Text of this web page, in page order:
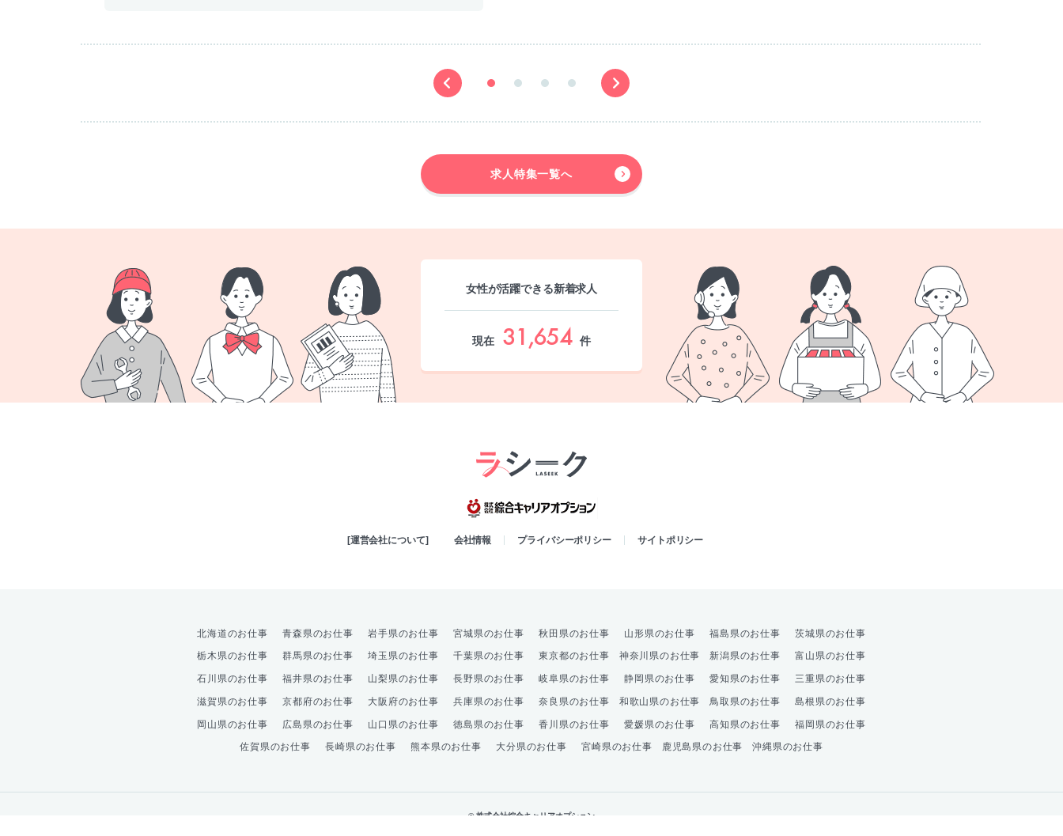
求人特集一覧へ
女性が活躍できる新着求人
現在 31,654 件
[運営会社について] 会社情報 プライバシーポリシー サイトポリシー
北海道のお仕事 青森県のお仕事 岩手県のお仕事 宮城県のお仕事 秋田県のお仕事 山形県のお仕事 福島県のお仕事 茨城県のお仕事
栃木県のお仕事 群馬県のお仕事 埼玉県のお仕事 千葉県のお仕事 東京都のお仕事 神奈川県のお仕事 新潟県のお仕事 富山県のお仕事
石川県のお仕事 福井県のお仕事 山梨県のお仕事 長野県のお仕事 岐阜県のお仕事 静岡県のお仕事 愛知県のお仕事 三重県のお仕事
滋賀県のお仕事 京都府のお仕事 大阪府のお仕事 兵庫県のお仕事 奈良県のお仕事 和歌山県のお仕事 鳥取県のお仕事 島根県のお仕事
岡山県のお仕事 広島県のお仕事 山口県のお仕事 徳島県のお仕事 香川県のお仕事 愛媛県のお仕事 高知県のお仕事 福岡県のお仕事
佐賀県のお仕事 長崎県のお仕事 熊本県のお仕事 大分県のお仕事 宮崎県のお仕事 鹿児島県のお仕事 沖縄県のお仕事
© 株式会社綜合キャリアオプション